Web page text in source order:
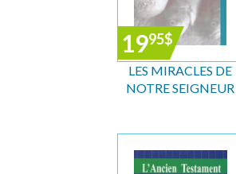
1995$
LES MIRACLES DE
NOTRE SEIGNEUR